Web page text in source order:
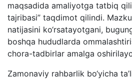
maqsadida amaliyotga tatbiq
tajribasi” taqdimot qilindi.
natijasini ko‘rsatayotgani,
boshqa hududlarda
chora-tadbirlar amalga
Zamonaviy rahbarlik bo‘yicha